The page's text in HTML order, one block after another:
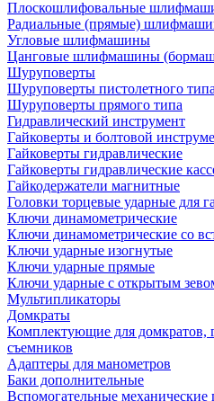
Плоскошлифовальные
Радиальные (прямые)
Угловые шлифмашины
Цанговые шлифмашины
Шуруповерты
Шуруповерты пистолетного типа
Шуруповерты прямого типа
Гидравлический инструмент
Гайковерты и болтовой
Гайковерты гидравлические
Гайковерты гидравлические
Гайкодержатели магнитные
Головки торцевые ударные для
Ключи динамометрические
Ключи динамометрические со
Ключи ударные изогнутые
Ключи ударные прямые
Ключи ударные с открытым
Мультипликаторы
Домкраты
Комплектующие для домкратов,
съемников
Адаптеры для манометров
Баки дополнительные
Вспомогательные механические